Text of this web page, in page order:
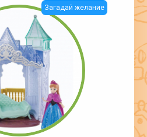
Загадай желание